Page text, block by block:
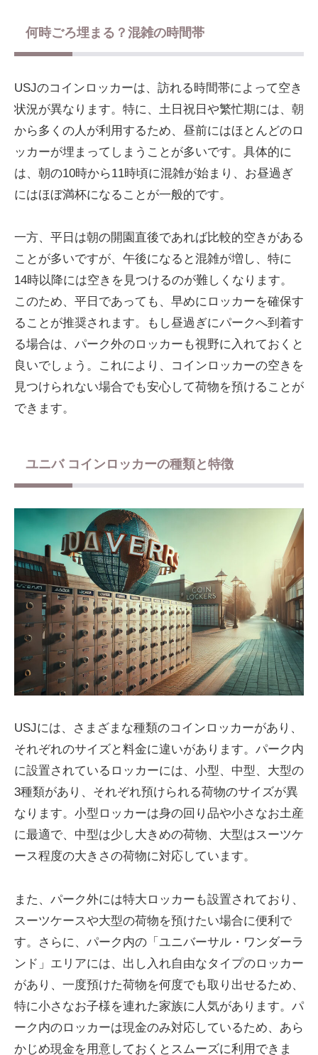
何時ごろ埋まる？混雑の時間帯
USJのコインロッカーは、訪れる時間帯によって空き
状況が異なります。特に、土日祝日や繁忙期には、朝
から多くの人が利用するため、昼前にはほとんどのロ
ッカーが埋まってしまうことが多いです。具体的に
は、朝の10時から11時頃に混雑が始まり、お昼過ぎ
にはほぼ満杯になることが一般的です。
一方、平日は朝の開園直後であれば比較的空きがある
ことが多いですが、午後になると混雑が増し、特に
14時以降には空きを見つけるのが難しくなります。
このため、平日であっても、早めにロッカーを確保す
ることが推奨されます。もし昼過ぎにパークへ到着す
る場合は、パーク外のロッカーも視野に入れておくと
良いでしょう。これにより、コインロッカーの空きを
見つけられない場合でも安心して荷物を預けることが
できます。
ユニバ コインロッカーの種類と特徴
USJには、さまざまな種類のコインロッカーがあり、
それぞれのサイズと料金に違いがあります。パーク内
に設置されているロッカーには、小型、中型、大型の
3種類があり、それぞれ預けられる荷物のサイズが異
なります。小型ロッカーは身の回り品や小さなお土産
に最適で、中型は少し大きめの荷物、大型はスーツケ
ース程度の大きさの荷物に対応しています。
また、パーク外には特大ロッカーも設置されており、
スーツケースや大型の荷物を預けたい場合に便利で
す。さらに、パーク内の「ユニバーサル・ワンダーラ
ンド」エリアには、出し入れ自由なタイプのロッカー
があり、一度預けた荷物を何度でも取り出せるため、
特に小さなお子様を連れた家族に人気があります。パ
ーク内のロッカーは現金のみ対応しているため、あら
かじめ現金を用意しておくとスムーズに利用できま